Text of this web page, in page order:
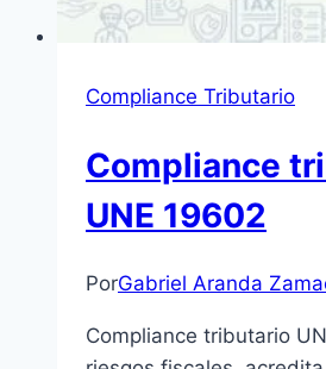
Compliance Tributario
Compliance
UNE 19602
PorGabriel Aranda
Compliance tributario